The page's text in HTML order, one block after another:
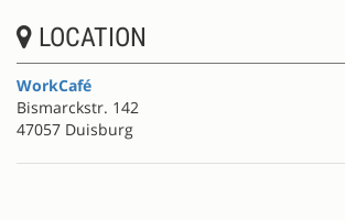
LOCATION
WorkCafé
Bismarckstr. 142
47057 Duisburg